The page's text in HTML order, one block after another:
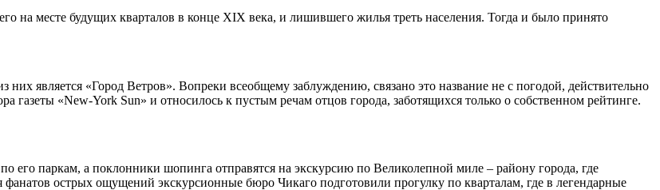
на месте будущих кварталов в конце XIX века, и лишившего жилья треть населения. Тогда и было принято
является «Город Ветров». Вопреки всеобщему заблуждению, связано это название не с погодой, действительно
газеты «New-York Sun» и относилось к пустым речам отцов города, заботящихся только о собственном рейтинге.
его паркам, а поклонники шопинга отправятся на экскурсию по Великолепной миле – району города, где
острых ощущений экскурсионные бюро Чикаго подготовили прогулку по кварталам, где в легендарные